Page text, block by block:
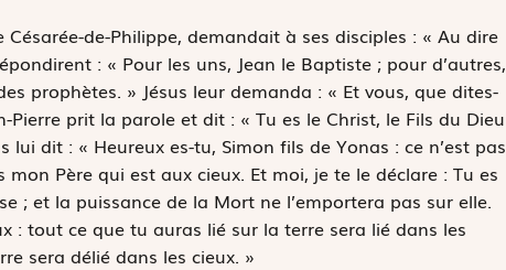
Césarée-de-Philippe, demandait à ses disciples : « Au dire
: « Pour les uns, Jean le Baptiste ; pour d’autres,
prophètes. » Jésus leur demanda : « Et vous, que dites-
Pierre prit la parole et dit : « Tu es le Christ, le Fils du Dieu
dit : « Heureux es-tu, Simon fils de Yonas : ce n’est pas
Père qui est aux cieux. Et moi, je te le déclare : Tu es
; et la puissance de la Mort ne l’emportera pas sur elle.
: tout ce que tu auras lié sur la terre sera lié dans les
sera délié dans les cieux. »